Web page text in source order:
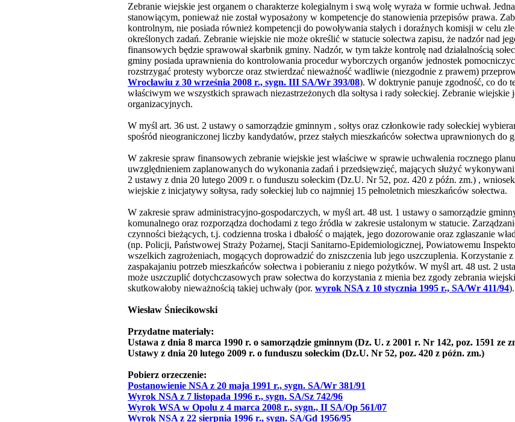
Zebranie wiejskie jest organem o charakterze kolegialnym i swą wolę wyraża w formie uchwał.
stanowiącym, ponieważ nie został wyposażony w kompetencje do stanowienia przepisów prawa.
kontrolnym, nie posiada również kompetencji do powoływania stałych i doraźnych komisji w celu
określonych zadań. Zebranie wiejskie nie może określić w statucie sołectwa zapisu, że nadzór nad
finansowych będzie sprawował skarbnik gminy. Nadzór, w tym także kontrolę nad działalnością
gminy posiada uprawnienia do kontrolowania procedur wyborczych organów jednostek
rozstrzygać protesty wyborcze oraz stwierdzać nieważność wadliwie (niezgodnie z prawem)
Wrocławiu z 30 września 2008 r., sygn. III SA/Wr 393/08). W doktrynie panuje zgodność, co do
właściwym we wszystkich sprawach niezastrzeżonych dla sołtysa i rady sołeckiej. Zebranie
organizacyjnych.
W myśl art. 36 ust. 2 ustawy o samorządzie gminnym , sołtys oraz członkowie rady sołeckiej
spośród nieograniczonej liczby kandydatów, przez stałych mieszkańców sołectwa uprawnionych do
W zakresie spraw finansowych zebranie wiejskie jest właściwe w sprawie uchwalenia rocznego
uwzględnieniem zaplanowanych do wykonania zadań i przedsięwzięć, mających służyć
2 ustawy z dnia 20 lutego 2009 r. o funduszu sołeckim (Dz.U. Nr 52, poz. 420 z późn. zm.) ,
wiejskie z inicjatywy sołtysa, rady sołeckiej lub co najmniej 15 pełnoletnich mieszkańców sołectwa.
W zakresie spraw administracyjno-gospodarczych, w myśl art. 48 ust. 1 ustawy o samorządzie
komunalnego oraz rozporządza dochodami z tego źródła w zakresie ustalonym w statucie.
czynności bieżących, t.j. codzienna troska i dbałość o majątek, jego dozorowanie oraz zgłaszanie
(np. Policji, Państwowej Straży Pożarnej, Stacji Sanitarno-Epidemiologicznej, Powiatowemu
wszelkich zagrożeniach, mogących doprowadzić do zniszczenia lub jego uszczuplenia. Korzystanie
zaspakajaniu potrzeb mieszkańców sołectwa i pobieraniu z niego pożytków. W myśl art. 48 ust. 2
może uszczuplić dotychczasowych praw sołectwa do korzystania z mienia bez zgody zebrania
skutkowałoby nieważnością takiej uchwały (por. wyrok NSA z 10 stycznia 1995 r., SA/Wr 411/94).
Wiesław Śniecikowski
Przydatne materiały:
Ustawa z dnia 8 marca 1990 r. o samorządzie gminnym (Dz. U. z 2001 r. Nr 142, poz. 1591 ze
Ustawy z dnia 20 lutego 2009 r. o funduszu sołeckim (Dz.U. Nr 52, poz. 420 z późn. zm.)
Pobierz orzeczenie:
Postanowienie NSA z 20 maja 1991 r., sygn. SA/Wr 381/91
Wyrok NSA z 7 listopada 1996 r., sygn. SA/Sz 742/96
Wyrok WSA w Opolu z 4 marca 2008 r., sygn., II SA/Op 561/07
Wyrok NSA z 22 sierpnia 1996 r., sygn. SA/Gd 1956/95